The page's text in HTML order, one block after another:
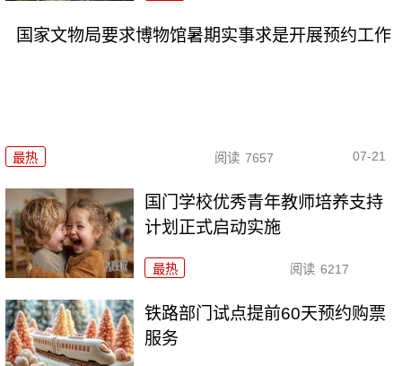
国家文物局要求博物馆暑期实事求是开展预约工作
最热 阅读 7657 07-21
国门学校优秀青年教师培养支持
计划正式启动实施
最热 阅读 6217
铁路部门试点提前60天预约购票
服务